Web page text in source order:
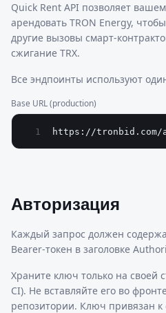
Quick Rent API позволяет
арендовать TRON Energy,
другие вызовы смарт-
сжигание TRX.
Все эндпоинты используют
Base URL (production)
https://tronbid.com/
Авторизация
Каждый запрос должен
Bearer-токен в заголовке
Храните ключ только на своей
CI). Не вставляйте его во
репозитории. Ключ привязан к